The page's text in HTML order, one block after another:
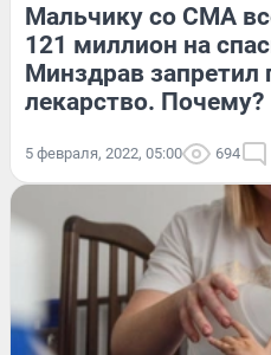
Мальчику со СМА
121 миллион на
Минздрав запретил
лекарство. Почему?
5 февраля, 2022, 05:00 694